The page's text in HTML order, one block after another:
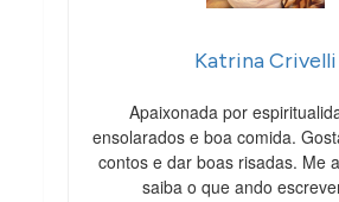
Katrina Crivelli
Apaixonada por
ensolarados e boa comida.
contos e dar boas risadas. Me
saiba o que ando